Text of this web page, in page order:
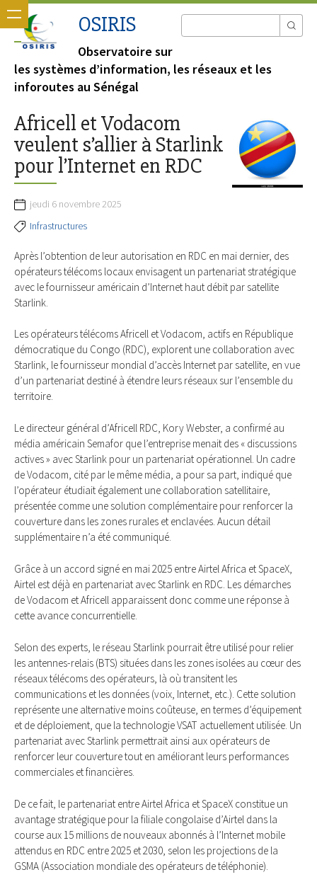
OSIRIS
Observatoire sur
les systèmes d’information, les réseaux et les
inforoutes au Sénégal
Africell et Vodacom
veulent s’allier à Starlink
pour l’Internet en RDC
jeudi 6 novembre 2025
Infrastructures
Après l’obtention de leur autorisation en RDC en mai dernier, des
opérateurs télécoms locaux envisagent un partenariat stratégique
avec le fournisseur américain d’Internet haut débit par satellite
Starlink.
Les opérateurs télécoms Africell et Vodacom, actifs en République
démocratique du Congo (RDC), explorent une collaboration avec
Starlink, le fournisseur mondial d’accès Internet par satellite, en vue
d’un partenariat destiné à étendre leurs réseaux sur l’ensemble du
territoire.
Le directeur général d’Africell RDC, Kory Webster, a confirmé au
média américain Semafor que l’entreprise menait des « discussions
actives » avec Starlink pour un partenariat opérationnel. Un cadre
de Vodacom, cité par le même média, a pour sa part, indiqué que
l’opérateur étudiait également une collaboration satellitaire,
présentée comme une solution complémentaire pour renforcer la
couverture dans les zones rurales et enclavées. Aucun détail
supplémentaire n’a été communiqué.
Grâce à un accord signé en mai 2025 entre Airtel Africa et SpaceX,
Airtel est déjà en partenariat avec Starlink en RDC. Les démarches
de Vodacom et Africell apparaissent donc comme une réponse à
cette avance concurrentielle.
Selon des experts, le réseau Starlink pourrait être utilisé pour relier
les antennes-relais (BTS) situées dans les zones isolées au cœur des
réseaux télécoms des opérateurs, là où transitent les
communications et les données (voix, Internet, etc.). Cette solution
représente une alternative moins coûteuse, en termes d’équipement
et de déploiement, que la technologie VSAT actuellement utilisée. Un
partenariat avec Starlink permettrait ainsi aux opérateurs de
renforcer leur couverture tout en améliorant leurs performances
commerciales et financières.
De ce fait, le partenariat entre Airtel Africa et SpaceX constitue un
avantage stratégique pour la filiale congolaise d’Airtel dans la
course aux 15 millions de nouveaux abonnés à l’Internet mobile
attendus en RDC entre 2025 et 2030, selon les projections de la
GSMA (Association mondiale des opérateurs de téléphonie).